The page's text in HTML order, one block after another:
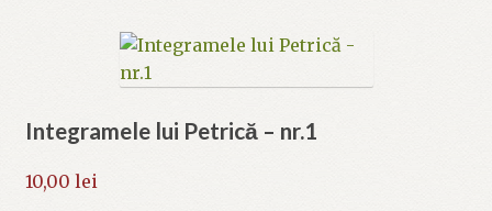
Integramele lui Petrică – nr.1
10,00 lei